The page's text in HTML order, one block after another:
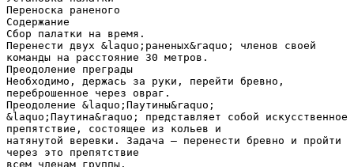
Переноска раненого
Содержание
Сбор палатки на время.
Перенести двух &laquo;раненых&raquo; членов своей
команды на расстояние 30 метров.
Преодоление преграды
Необходимо, держась за руки, перейти бревно,
переброшенное через овраг.
Преодоление &laquo;Паутины&raquo;
&laquo;Паутина&raquo; представляет собой искусственное
препятствие, состоящее из кольев и
натянутой веревки. Задача – перенести бревно и пройти
через это препятствие
всем членам группы.